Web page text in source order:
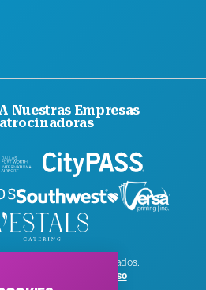
Nuestras Empresas
Todos los derechos reservados.
Condiciones de uso